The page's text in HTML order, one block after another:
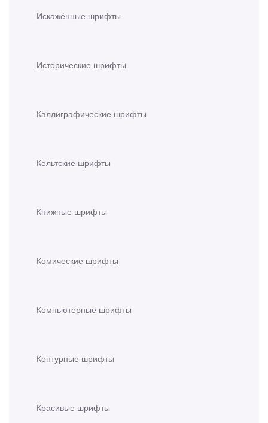
Искажённые шрифты
Исторические шрифты
Каллиграфические шрифты
Кельтские шрифты
Книжные шрифты
Комические шрифты
Компьютерные шрифты
Контурные шрифты
Красивые шрифты